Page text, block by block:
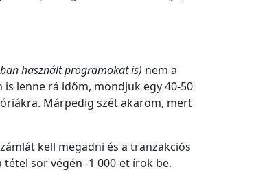
használt programokat is) nem a
lenne rá időm, mondjuk egy 40-50
Márpedig szét akarom, mert
kell megadni és a tranzakciós
sor végén -1 000-et írok be.